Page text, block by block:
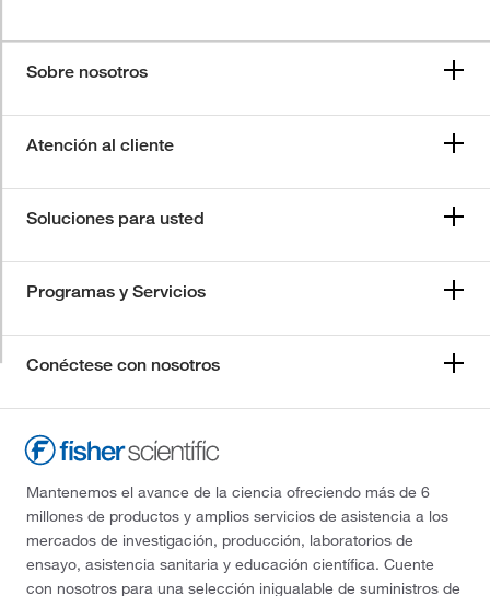
Sobre nosotros
Atención al cliente
Soluciones para usted
Programas y Servicios
Conéctese con nosotros
Mantenemos el avance de la ciencia ofreciendo más de 6
millones de productos y amplios servicios de asistencia a los
mercados de investigación, producción, laboratorios de
ensayo, asistencia sanitaria y educación científica. Cuente
con nosotros para una selección inigualable de suministros de